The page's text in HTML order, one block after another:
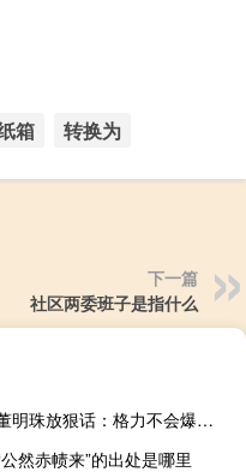
箱 转换为
下一篇
社区两委班子是指什么
董明珠放狠话：格力不会爆雷 分红90亿她拿6600多万
公然赤帻来”的出处是哪里